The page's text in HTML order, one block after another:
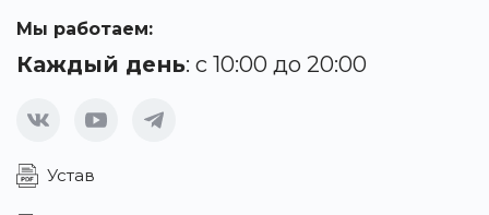
Мы работаем:
Каждый день: с 10:00 до 20:00
Устав